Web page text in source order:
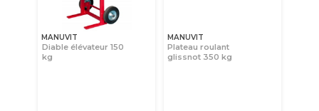
MANUVIT
Diable élévateur 150
kg
MANUVIT
Plateau roulant
glissnot 350 kg